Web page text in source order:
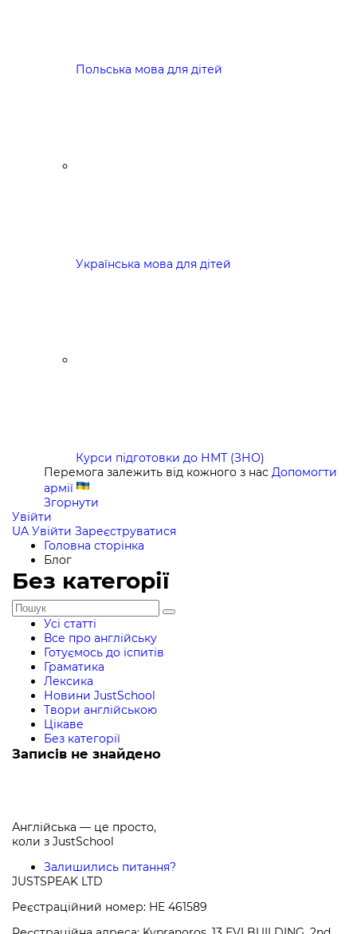
Польська мова для дітей
Українська мова для дітей
Курси підготовки до НМТ (ЗНО)
Перемога залежить від кожного з нас Допомогти
армії
Згорнути
Увійти
UA Увійти Зареєструватися
Головна сторінка
Блог
Без категорії
Усі статті
Все про англійську
Готуємось до іспитів
Граматика
Лексика
Новини JustSchool
Твори англійською
Цікаве
Без категорії
Записів не знайдено
Англійська — це просто,
коли з JustSchool
Залишились питання?
JUSTSPEAK LTD
Реєстраційний номер: HE 461589